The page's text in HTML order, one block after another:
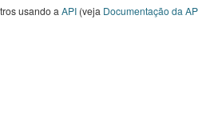
usando a API(veja Documentação da